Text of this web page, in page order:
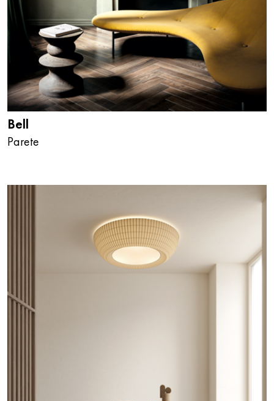
Bell
Parete